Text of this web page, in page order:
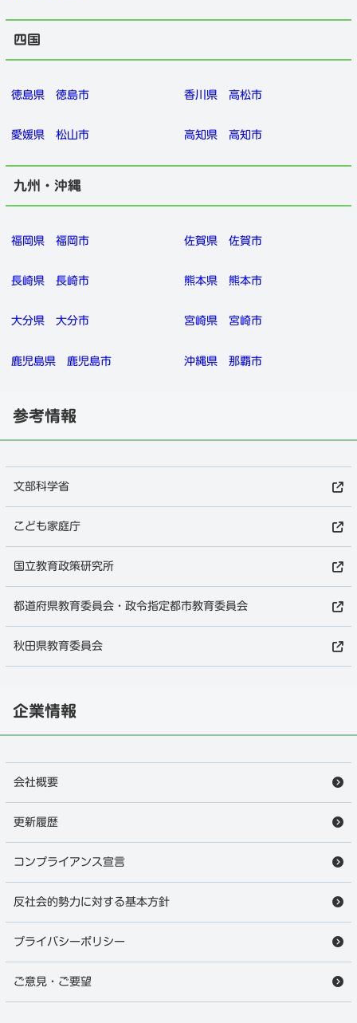
四国
徳島県 徳島市 香川県 高松市
愛媛県 松山市 高知県 高知市
九州・沖縄
福岡県 福岡市 佐賀県 佐賀市
長崎県 長崎市 熊本県 熊本市
大分県 大分市 宮崎県 宮崎市
鹿児島県 鹿児島市 沖縄県 那覇市
参考情報
文部科学省
こども家庭庁
国立教育政策研究所
都道府県教育委員会・政令指定都市教育委員会
秋田県教育委員会
企業情報
会社概要
更新履歴
コンプライアンス宣言
反社会的勢力に対する基本方針
プライバシーポリシー
ご意見・ご要望